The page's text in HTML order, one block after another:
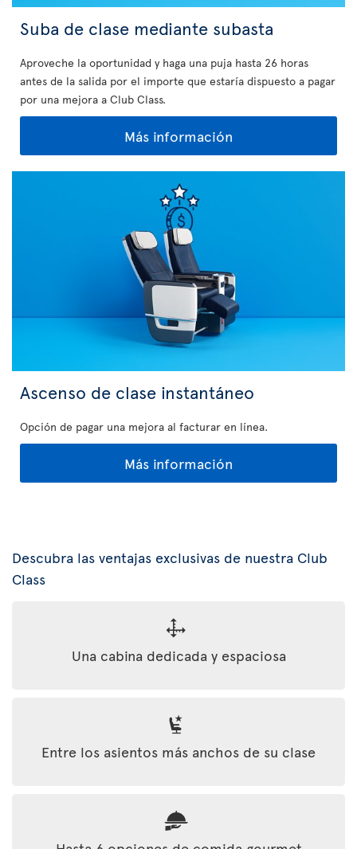
Suba de clase mediante subasta
Aproveche la oportunidad y haga una puja hasta 26 horas
antes de la salida por el importe que estaría dispuesto a pagar
por una mejora a Club Class.
Más información
Ascenso de clase instantáneo
Opción de pagar una mejora al facturar en línea.
Más información
Descubra las ventajas exclusivas de nuestra Club
Class
Una cabina dedicada y espaciosa
Entre los asientos más anchos de su clase